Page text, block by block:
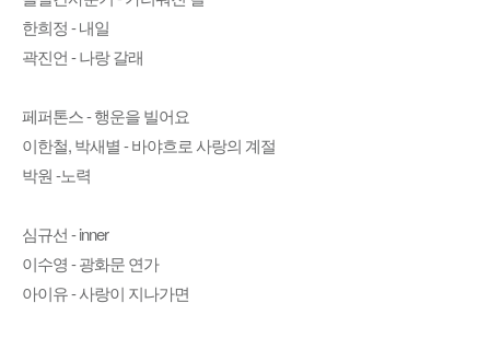
한희정 - 내일
곽진언 - 나랑 갈래
페퍼톤스 - 행운을 빌어요
이한철, 박새별 - 바야흐로 사랑의 계절
박원 -노력
심규선 - inner
이수영 - 광화문 연가
아이유 - 사랑이 지나가면